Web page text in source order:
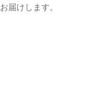
届けします。